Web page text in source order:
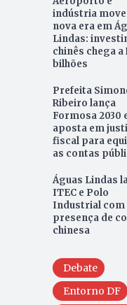
indústria
nova era em
Lindas:
chinês chega a
bilhões
Prefeita
Ribeiro lança
Formosa 2030
aposta em
fiscal para
as contas
Águas Lindas
ITEC e Polo
Industrial com
presença de
chinesa
Debate
Entorno DF